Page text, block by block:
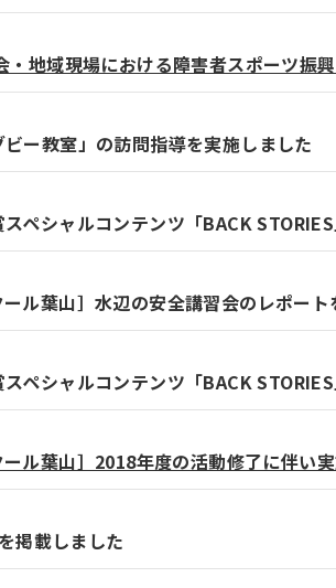
・地域現場における障害者スポーツ振
ビー教室」の訪問指導を実施しました
ペシャルコンテンツ「BACK
ール葉山］水辺の安全講習会のレポー
ペシャルコンテンツ「BACK
ール葉山］2018年度の活動修了に伴
掲載しました